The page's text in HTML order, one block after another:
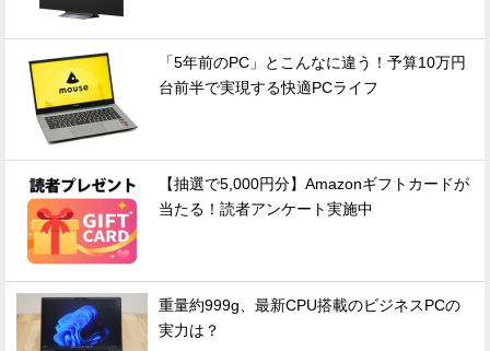
「5年前のPC」とこんなに違う！予算10万円
台前半で実現する快適PCライフ
【抽選で5,000円分】Amazonギフトカードが
当たる！読者アンケート実施中
重量約999g、最新CPU搭載のビジネスPCの
実力は？